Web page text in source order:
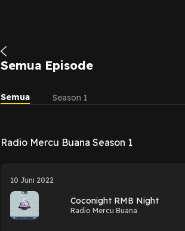
Semua Episode
Semua Season 1
Radio Mercu Buana Season 1
10 Juni 2022
Coconight RMB Night
Radio Mercu Buana